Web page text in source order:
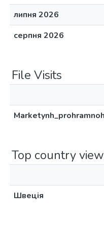
липня 2026
серпня 2026
File Visits
Top country
Швеція